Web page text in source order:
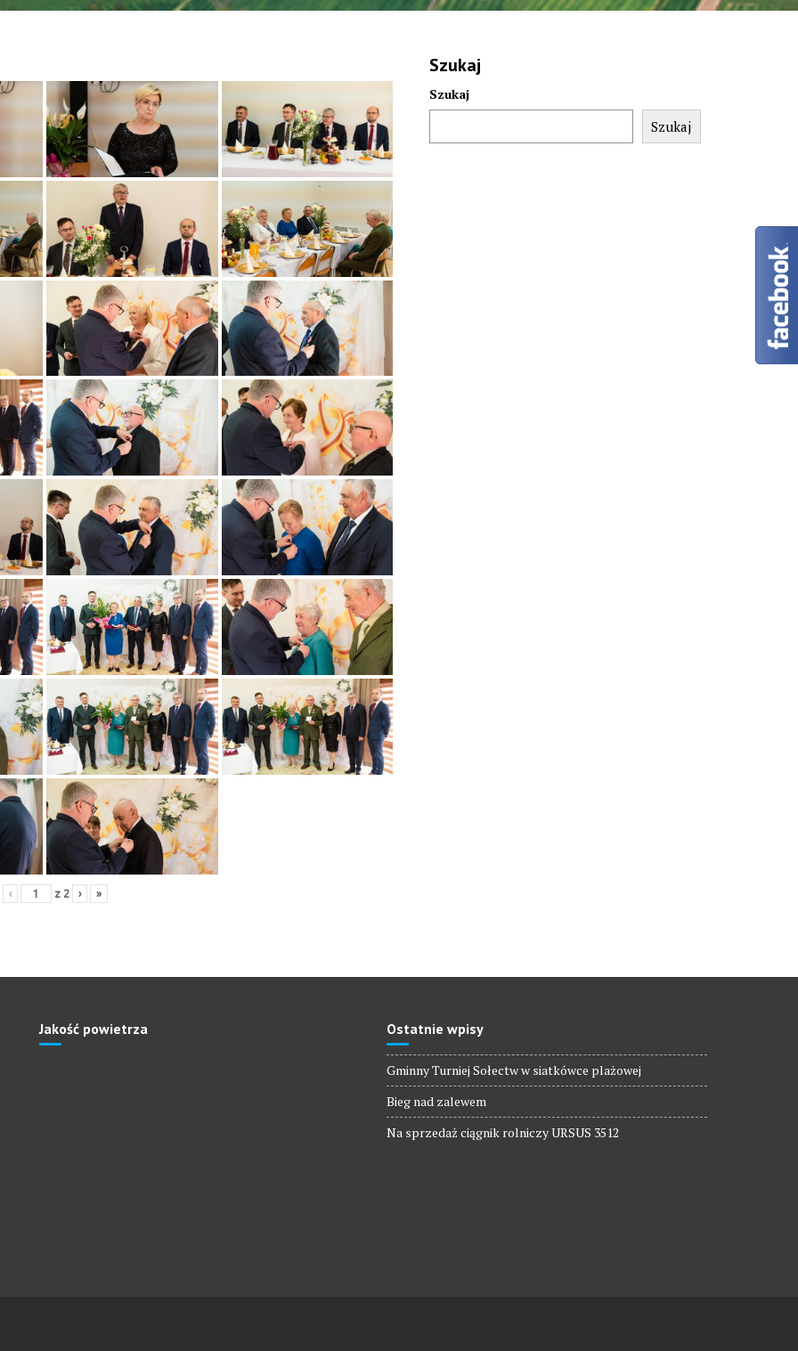
‹ z 2 › »
Szukaj
Szukaj
Szukaj
Jakość powietrza Ostatnie wpisy
Gminny Turniej Sołectw w siatkówce plażowej
Bieg nad zalewem
Na sprzedaż ciągnik rolniczy URSUS 3512